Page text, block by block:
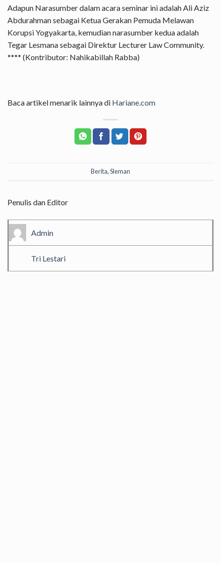
Adapun Narasumber dalam acara seminar ini adalah Ali Aziz
Abdurahman sebagai Ketua Gerakan Pemuda Melawan
Korupsi Yogyakarta, kemudian narasumber kedua adalah
Tegar Lesmana sebagai Direktur Lecturer Law Community.
**** (Kontributor: Nahikabillah Rabba)
Baca artikel menarik lainnya di Hariane.com
Berita,Sleman
Penulis dan Editor
Admin
Tri Lestari